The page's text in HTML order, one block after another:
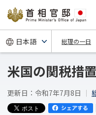
総理の一日
米国の関税措
更新日：令和7年7月8日